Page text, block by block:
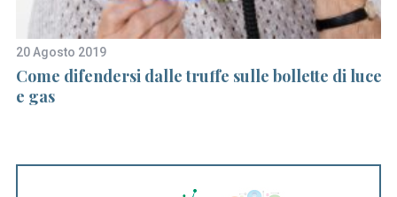
20 Agosto 2019
Come difendersi dalle truffe sulle bollette di luce
e gas